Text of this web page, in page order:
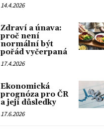
14.4.2026
Zdraví a únava:
proč není
normální být
pořád vyčerpaná
17.4.2026
Ekonomická
prognóza pro ČR
a její důsledky
17.6.2026